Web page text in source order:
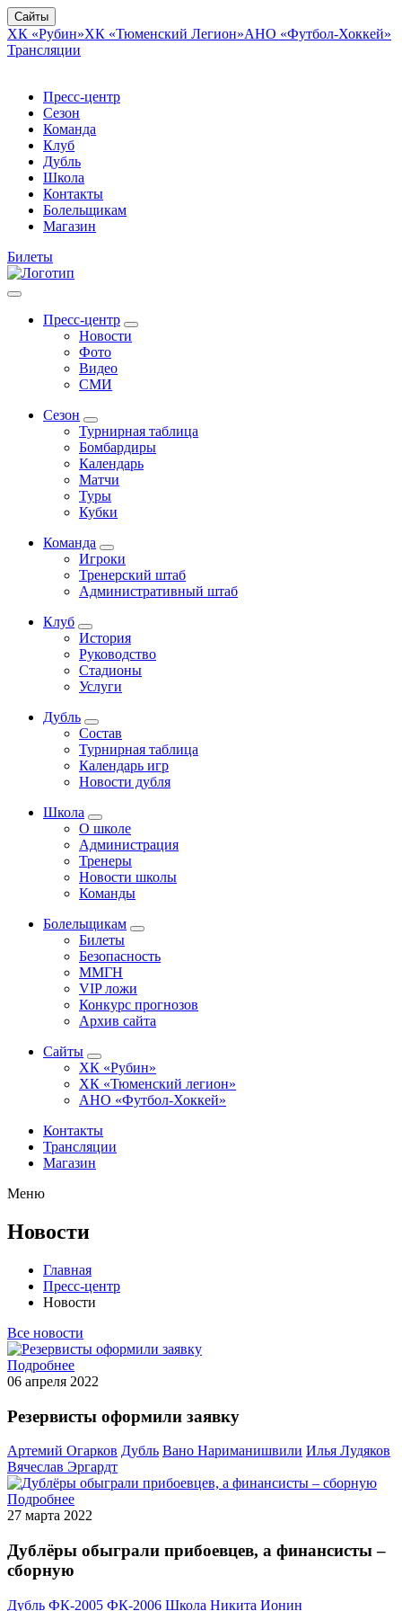
Сайты
ХК «Рубин»ХК «Тюменский Легион»АНО «Футбол-Хоккей»
Трансляции
Пресс-центр
Сезон
Команда
Клуб
Дубль
Школа
Контакты
Болельщикам
Магазин
Билеты
Пресс-центр
Новости
Фото
Видео
СМИ
Сезон
Турнирная таблица
Бомбардиры
Календарь
Матчи
Туры
Кубки
Команда
Игроки
Тренерский штаб
Административный штаб
Клуб
История
Руководство
Стадионы
Услуги
Дубль
Состав
Турнирная таблица
Календарь игр
Новости дубля
Школа
О школе
Администрация
Тренеры
Новости школы
Команды
Болельщикам
Билеты
Безопасность
ММГН
VIP ложи
Конкурс прогнозов
Архив сайта
Сайты
ХК «Рубин»
ХК «Тюменский легион»
АНО «Футбол-Хоккей»
Контакты
Трансляции
Магазин
Меню
Новости
Главная
Пресс-центр
Новости
Все новости
Подробнее
06 апреля 2022
Резервисты оформили заявку
Артемий Огарков Дубль Вано Нариманишвили Илья Лудяков
Вячеслав Эргардт
Подробнее
27 марта 2022
Дублёры обыграли прибоевцев, а финансисты –
сборную
Дубль ФК-2005 ФК-2006 Школа Никита Ионин